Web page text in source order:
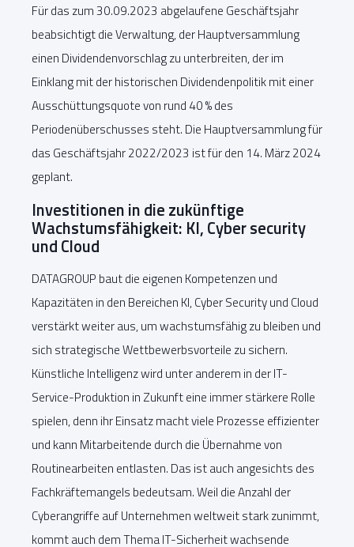
Für das zum 30.09.2023 abgelaufene Geschäftsjahr
beabsichtigt die Verwaltung, der Hauptversammlung
einen Dividendenvorschlag zu unterbreiten, der im
Einklang mit der historischen Dividendenpolitik mit einer
Ausschüttungsquote von rund 40 % des
Periodenüberschusses steht. Die Hauptversammlung für
das Geschäftsjahr 2022/2023 ist für den 14. März 2024
geplant.
Investitionen in die zukünftige
Wachstumsfähigkeit: KI, Cyber security
und Cloud
DATAGROUP baut die eigenen Kompetenzen und
Kapazitäten in den Bereichen KI, Cyber Security und Cloud
verstärkt weiter aus, um wachstumsfähig zu bleiben und
sich strategische Wettbewerbsvorteile zu sichern.
Künstliche Intelligenz wird unter anderem in der IT-
Service-Produktion in Zukunft eine immer stärkere Rolle
spielen, denn ihr Einsatz macht viele Prozesse effizienter
und kann Mitarbeitende durch die Übernahme von
Routinearbeiten entlasten. Das ist auch angesichts des
Fachkräftemangels bedeutsam. Weil die Anzahl der
Cyberangriffe auf Unternehmen weltweit stark zunimmt,
kommt auch dem Thema IT-Sicherheit wachsende